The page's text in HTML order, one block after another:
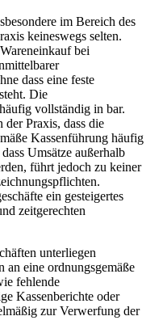
im Bereich des
keineswegs selten.
bei
dass eine feste
Die
vollständig in bar.
der Praxis, dass die
Kassenführung häufig
Umsätze außerhalb
führt jedoch zu keiner
ein gesteigertes
zeitgerechten
unterliegen
an eine ordnungsgemäße
fehlende
Kassenberichte oder
zur Verwerfung der